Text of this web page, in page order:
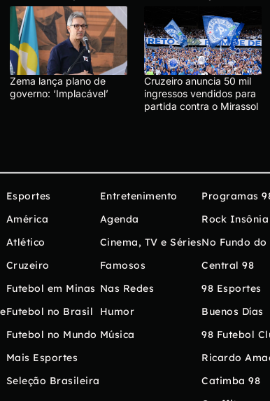
Zema lança plano de
governo: ‘Implacável’
Cruzeiro anuncia 50 mil
ingressos vendidos para
partida contra o Mirassol
Esportes
América
Atlético
Cruzeiro
Futebol em Minas
Futebol no Brasil
Futebol no Mundo
Mais Esportes
Seleção Brasileira
Entretenimento
Agenda
Cinema, TV e Séries
Famosos
Nas Redes
Humor
Música
Programas
Rock Insônia
No Fundo do
Central 98
98 Esportes
Buenos Días
98 Futebol
Ricardo
Catimba 98